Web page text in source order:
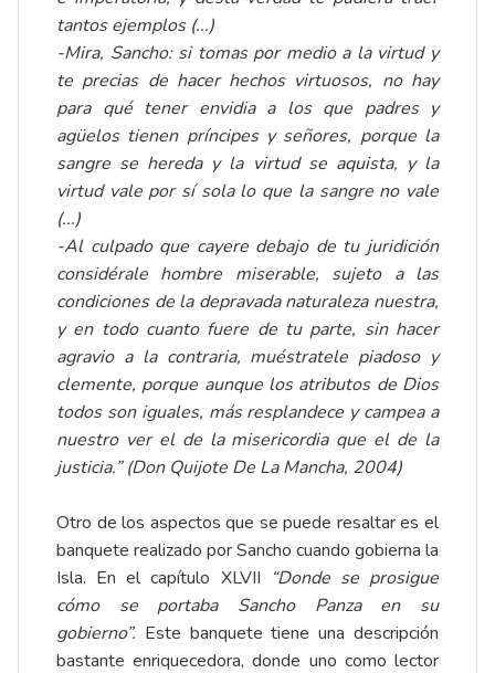
tantos ejemplos (...)
-Mira, Sancho: si tomas por medio a la virtud y
te precias de hacer hechos virtuosos, no hay
para qué tener envidia a los que padres y
agüelos tienen príncipes y señores, porque la
sangre se hereda y la virtud se aquista, y la
virtud vale por sí sola lo que la sangre no vale
(...)
-Al culpado que cayere debajo de tu juridición
considérale hombre miserable, sujeto a las
condiciones de la depravada naturaleza nuestra,
y en todo cuanto fuere de tu parte, sin hacer
agravio a la contraria, muéstratele piadoso y
clemente, porque aunque los atributos de Dios
todos son iguales, más resplandece y campea a
nuestro ver el de la misericordia que el de la
justicia.” (Don Quijote De La Mancha, 2004)
Otro de los aspectos que se puede resaltar es el
banquete realizado por Sancho cuando gobierna la
Isla. En el capítulo XLVII “Donde se prosigue
cómo se portaba Sancho Panza en su
gobierno”. Este banquete tiene una descripción
bastante enriquecedora, donde uno como lector